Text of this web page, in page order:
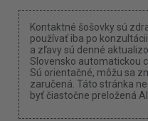
Kontaktné šošovky sú
používať iba po
a zľavy sú denné
Slovensko automatickou
Sú orientačné, môžu sa
zaručená. Táto stránka
byť čiastočne preložená AI.